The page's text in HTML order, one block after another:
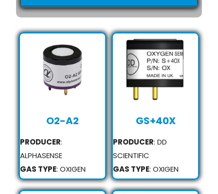
O2-A2
PRODUCER:
ALPHASENSE
GAS TYPE: OXIGEN
GS+40X
PRODUCER: DD
SCIENTIFIC
GAS TYPE: OXIGEN